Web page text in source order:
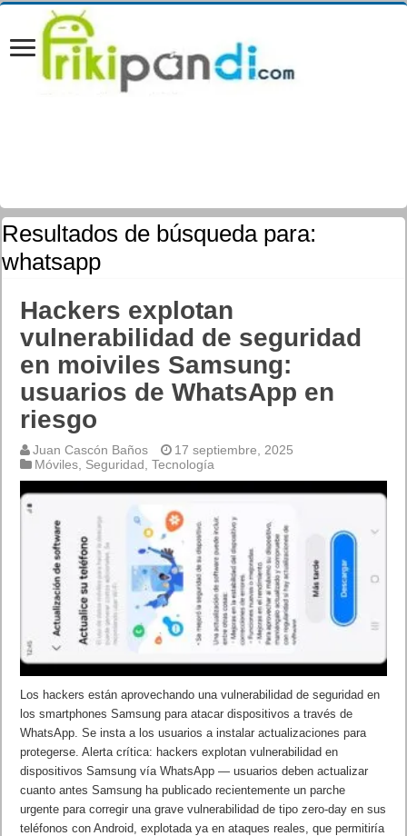
Resultados de búsqueda para:
whatsapp
Hackers explotan
vulnerabilidad de seguridad
en moiviles Samsung:
usuarios de WhatsApp en
riesgo
Juan Cascón Baños
17 septiembre, 2025
Móviles Seguridad ,Tecnología
Los hackers están aprovechando una vulnerabilidad de seguridad en
los smartphones Samsung para atacar dispositivos a través de
WhatsApp. Se insta a los usuarios a instalar actualizaciones para
protegerse. Alerta crítica: hackers explotan vulnerabilidad en
dispositivos Samsung vía WhatsApp — usuarios deben actualizar
cuanto antes Samsung ha publicado recientemente un parche
urgente para corregir una grave vulnerabilidad de tipo zero-day en sus
teléfonos con Android, explotada ya en ataques reales, que permitiría